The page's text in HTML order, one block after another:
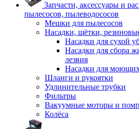
Запчасти, аксессуары и
пылесосов, пылеводососов
Мешки для пылесосов
Насадки, щётки,
Насадки для сухой
Насадки для сбора
лезвия
Насадки для
Шланги и рукоятки
Удлинительные трубки
Фильтры
Вакуумные моторы и
Колёса